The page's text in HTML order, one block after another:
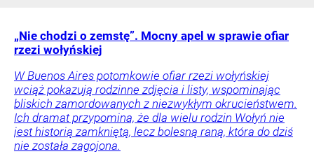
„Nie chodzi o zemstę”. Mocny apel w sprawie ofiar
rzezi wołyńskiej
W Buenos Aires potomkowie ofiar rzezi wołyńskiej
wciąż pokazują rodzinne zdjęcia i listy, wspominając
bliskich zamordowanych z niezwykłym okrucieństwem.
Ich dramat przypomina, że dla wielu rodzin Wołyń nie
jest historią zamkniętą, lecz bolesną raną, która do dziś
nie została zagojona.